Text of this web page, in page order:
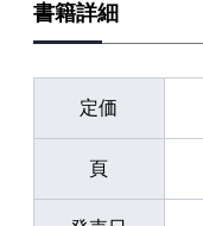
書籍詳細
定価
頁